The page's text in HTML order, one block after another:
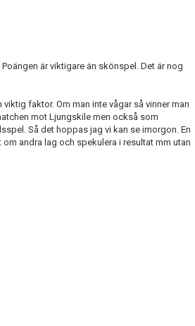
är viktigare än skönspel. Det är nog
faktor. Om man inte vågar så vinner man
mot Ljungskile men också som
Så det hoppas jag vi kan se imorgon. En
andra lag och spekulera i resultat mm utan